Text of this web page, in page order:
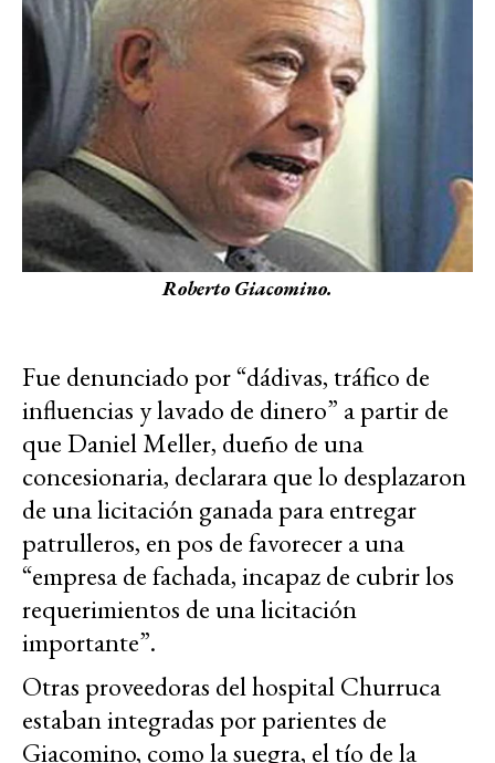
Roberto Giacomino.
Fue denunciado por “dádivas, tráfico de
influencias y lavado de dinero” a partir de
que Daniel Meller, dueño de una
concesionaria, declarara que lo desplazaron
de una licitación ganada para entregar
patrulleros, en pos de favorecer a una
“empresa de fachada, incapaz de cubrir los
requerimientos de una licitación
importante”.
Otras proveedoras del hospital Churruca
estaban integradas por parientes de
Giacomino, como la suegra, el tío de la